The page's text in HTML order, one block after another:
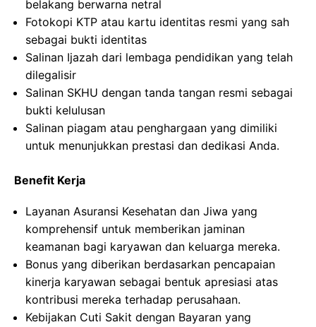
belakang berwarna netral
Fotokopi KTP atau kartu identitas resmi yang sah
sebagai bukti identitas
Salinan Ijazah dari lembaga pendidikan yang telah
dilegalisir
Salinan SKHU dengan tanda tangan resmi sebagai
bukti kelulusan
Salinan piagam atau penghargaan yang dimiliki
untuk menunjukkan prestasi dan dedikasi Anda.
Benefit Kerja
Layanan Asuransi Kesehatan dan Jiwa yang
komprehensif untuk memberikan jaminan
keamanan bagi karyawan dan keluarga mereka.
Bonus yang diberikan berdasarkan pencapaian
kinerja karyawan sebagai bentuk apresiasi atas
kontribusi mereka terhadap perusahaan.
Kebijakan Cuti Sakit dengan Bayaran yang